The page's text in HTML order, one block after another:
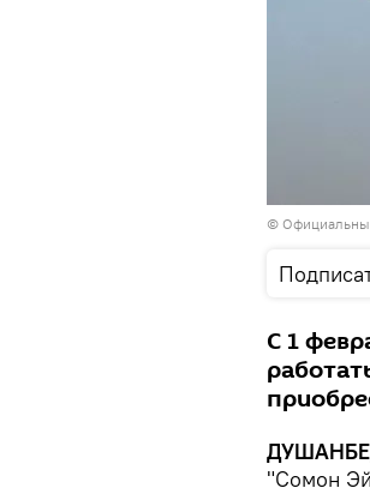
©
С 1
ДУШАНБЕ,
"Сомон